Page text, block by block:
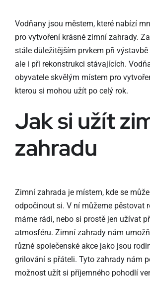
Vodňany jsou městem, které nabízí
pro vytvoření krásné zimní zahrady.
stále důležitějším prvkem při
ale i při rekonstrukci stávajících.
obyvatele skvělým místem pro
kterou si mohou užít po celý rok.
Jak si užít
zahradu
Zimní zahrada je místem, kde se
odpočinout si. V ní můžeme pěstovat
máme rádi, nebo si prostě jen užívat
atmosféru. Zimní zahrady nám
různé společenské akce jako jsou
grilování s přáteli. Tyto zahrady nám
možnost užít si příjemného pohodlí